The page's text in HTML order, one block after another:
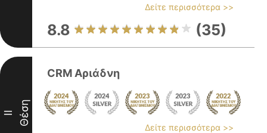
Δείτε περισσότερα >>
8.8 (35)
II Θέση
CRM Αριάδνη
Δείτε περισσότερα >>